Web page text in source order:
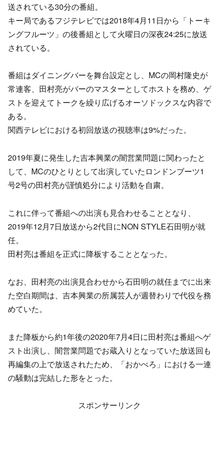
送されている30分の番組。
キー局であるフジテレビでは2018年4月11日から「トーキ
ングフルーツ」の後番組として火曜日の深夜24:25に放送
されている。
番組はダイニングバーを舞台設定とし、MCの岡村隆史が
常連客、田村亮がバーのマスターとしてホストを務め、ゲ
ストを迎えてトークを繰り広げるオーソドックスな内容で
ある。
関西テレビにおける初回放送の視聴率は9%だった。
2019年夏に発生した吉本興業の闇営業問題に関わったと
して、MCのひとりとして出演していたロンドンブーツ1
号2号の田村亮が謹慎処分により活動を自粛。
これに伴って番組への出演も見合わせることとなり、
2019年12月7日放送から2代目にNON STYLE石田明が就
任。
田村亮は番組を正式に降板することとなった。
なお、田村亮の出演見合わせから石田明の就任までに出来
た空白期間は、吉本興業の所属芸人が週替わりで代役を務
めていた。
また降板から約1年後の2020年7月4日に田村亮は番組へゲ
スト出演し、闇営業問題でお蔵入りとなっていた放送回も
再編集の上で放送されたため、「おかべろ」における一連
の騒動は完結した形をとった。
スポンサーリンク